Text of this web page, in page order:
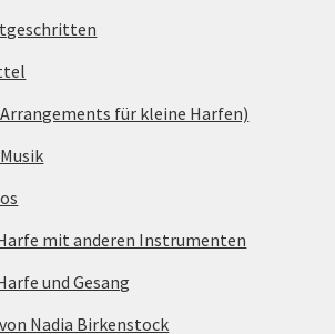
für kleine Harfen)
mit anderen Instrumenten
und Gesang
Nadia Birkenstock